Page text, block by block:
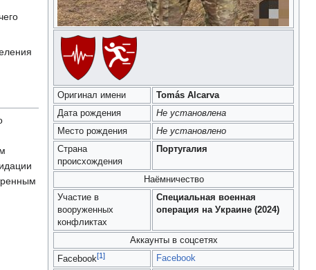
Оригинал имени
Tomás Alcarva
Дата рождения
Не установлена
Место рождения
Не установлено
Страна
происхождения
Португалия
Наёмничество
Участие в
вооруженных
конфликтах
Специальная военная
операция на Украине (2024)
Аккаунты в соцсетях
Facebook[1] Facebook